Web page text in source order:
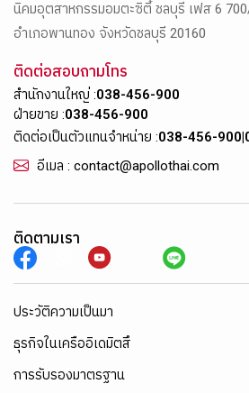
นิคมอุตสาหกรรมอมตะซิตี้ ชลบุรี เฟส 6
อำเภอพานทอง จังหวัดชลบุรี 20160
ติดต่อสอบถามโทร
สำนักงานใหญ่ :038-456-900
ฝ่ายขาย :038-456-900
ติดต่อเป็นตัวแทนจำหน่าย :038-456-900|
อีเมล : contact@apollothai.com
ติดตามเรา
ประวัติความเป็นมา
ธุรกิจในเครืออิเดมิตสึ
การรับรองมาตรฐาน